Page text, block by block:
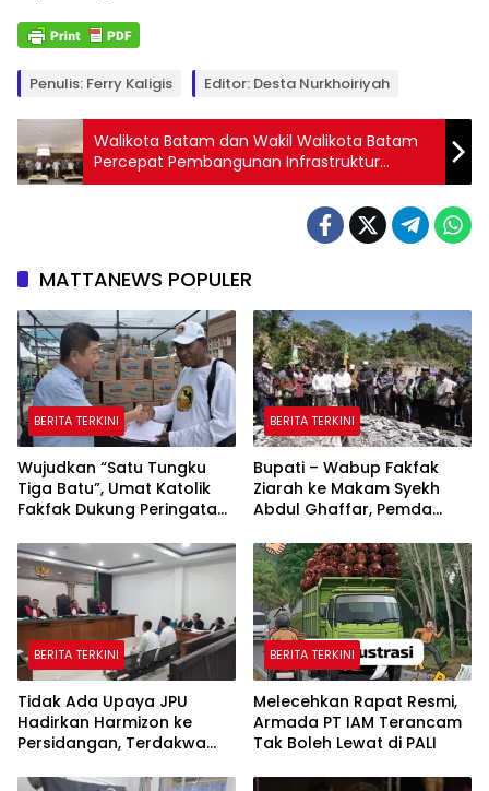
Penulis: Ferry Kaligis Editor: Desta Nurkhoiriyah
Walikota Batam dan Wakil Walikota Batam
Percepat Pembangunan Infrastruktur
Hingga Peningkatan SDM
MATTANEWS POPULER
BERITA TERKINI
Wujudkan “Satu Tungku
Tiga Batu”, Umat Katolik
Fakfak Dukung Peringatan
Papua
BERITA TERKINI
Bupati – Wabup Fakfak
Ziarah ke Makam Syekh
Abdul Ghaffar, Pemda
Peringatan 666 Tahun
Islam Masuk Tanah Papua
BERITA TERKINI
Tidak Ada Upaya JPU
Hadirkan Harmizon ke
Persidangan, Terdakwa
BERITA TERKINI
Melecehkan Rapat Resmi,
Armada PT IAM Terancam
Tak Boleh Lewat di PALI